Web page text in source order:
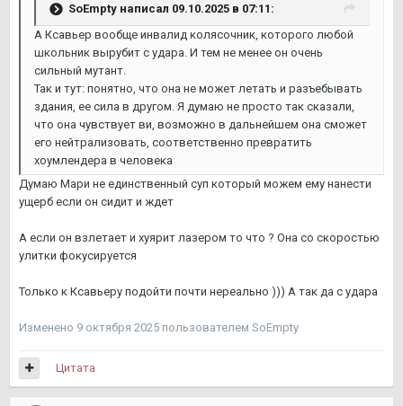
SoEmpty написал 09.10.2025 в 07:11:
А Ксавьер вообще инвалид колясочник, которого любой
школьник вырубит с удара. И тем не менее он очень
сильный мутант.
Так и тут: понятно, что она не может летать и разъебывать
здания, ее сила в другом. Я думаю не просто так сказали,
что она чувствует ви, возможно в дальнейшем она сможет
его нейтрализовать, соответственно превратить
хоумлендера в человека
Думаю Мари не единственный суп который можем ему нанести
ущерб если он сидит и ждет
А если он взлетает и хуярит лазером то что ? Она со скоростью
улитки фокусируется
Только к Ксавьеру подойти почти нереально ))) А так да с удара
Изменено 9 октября 2025 пользователем SoEmpty
Цитата